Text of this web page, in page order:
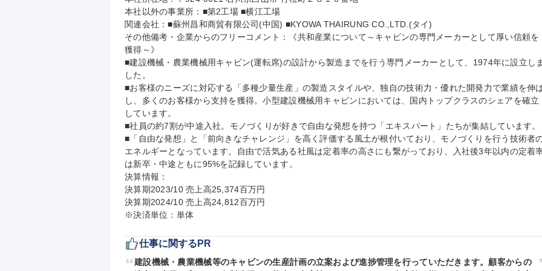
本社以外の事業所：■第2工場 ■横江工場
関連会社：■蘇州昌和商貿有限公司(中国) ■KYOWA THAIRUNG CO.,LTD.(タイ)
その他備考・企業からのフリーコメント：《共和産業について～キャビンの専門メーカーとして厚い信頼を
獲得～》
■建設機械・農業機械用キャビン(運転席)の設計から製造までを行う専門メーカーとして、1974年に設立しま
した。
■お客様のニーズに対応する「多種少量生産」の製造スタイルや、独自の技術力・優れた開発力で業績を伸
し、多くのお客様から支持を獲得。小型建設機械用キャビンにおいては、国内トップクラスのシェアを確立
しています。
■社員の約7割が中途入社。モノづくりが好きで自由な発想を持つ「エキスパート」たちが集結しています。
■「自由な発想」と「前向きなチャレンジ」を高く評価する風土が根付いており、モノづくりを行う技術者
エネルギーとなっています。自由で活気ある社風は定着率の高さにも繋がっており、入社後3年以内の定着
は新卒・中途ともに95%を記録しています。
決算情報：
決算期2023/10 売上高25,374百万円
決算期2024/10 売上高24,812百万円
※決済単位：単体
仕事に関するPR
建設機械・農業機械等のキャビンの生産計画の立案および進捗管理を行っていただきます。顧客からの